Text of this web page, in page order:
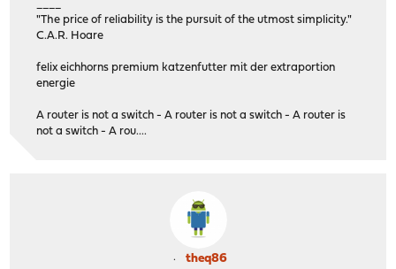
"The price of reliability is the pursuit of the utmost simplicity."
C.A.R. Hoare
felix eichhorns premium katzenfutter mit der extraportion
energie
A router is not a switch - A router is not a switch - A router is
not a switch - A rou....
theq86